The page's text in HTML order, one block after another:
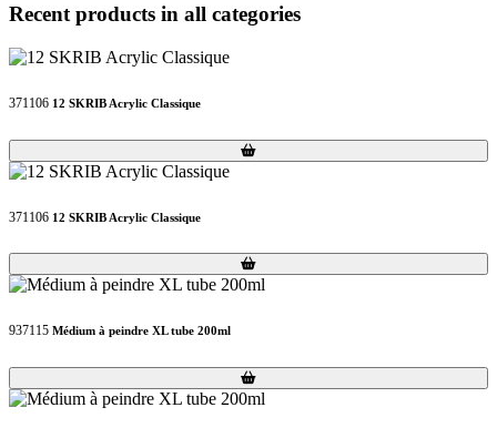
Recent products in all categories
371106 12 SKRIB Acrylic Classique
Loading...
Loading...
371106 12 SKRIB Acrylic Classique
Loading...
Loading...
937115 Médium à peindre XL tube 200ml
Loading...
Loading...